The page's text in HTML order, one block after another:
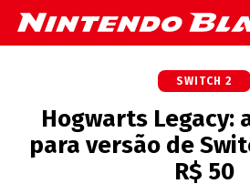
SWITCH 2
Hogwarts Legacy:
para versão de
R$ 50